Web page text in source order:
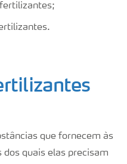
que fornecem às
quais elas precisam